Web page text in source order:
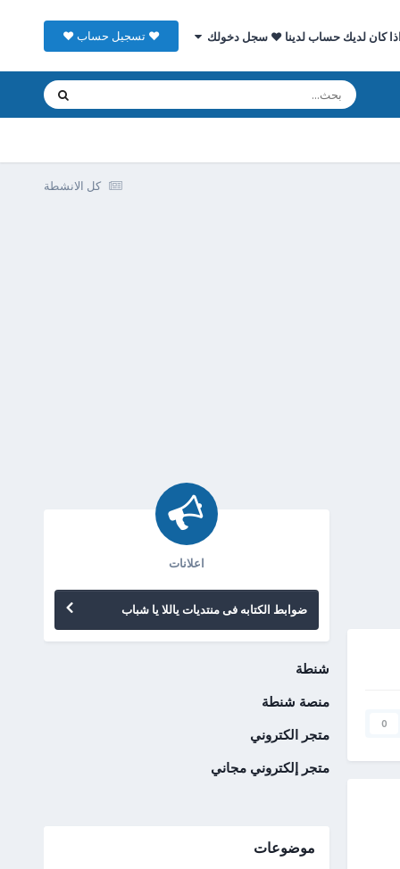
اذا كان لديك حساب لدينا ♥ سجل دخولك ♥ تسجيل حساب ♥
كل الانشطة
0
اعلانات
ضوابط الكتابه فى منتديات ياللا يا شباب
شنطة
منصة شنطة
متجر الكتروني
متجر إلكتروني مجاني
موضوعات